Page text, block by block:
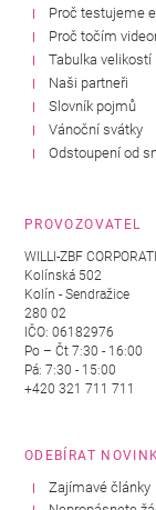
Proč testujeme
Proč točím
Tabulka velikostí
Naši partneři
Slovník pojmů
Vánoční svátky
Odstoupení od
PROVOZOVATEL
WILLI-ZBF
Kolínská 502
Kolín - Sendražice
280 02
IČO: 06182976
Po – Čt 7:30 - 16:00
Pá: 7:30 - 15:00
+420 321 711 711
ODEBÍRAT
Zajímavé články